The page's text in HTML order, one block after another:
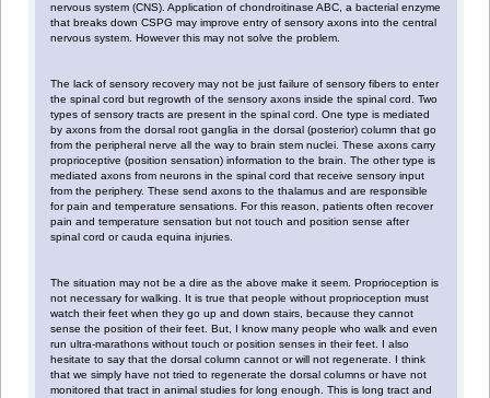
nervous system (CNS). Application of chondroitinase ABC, a bacterial enzyme
that breaks down CSPG may improve entry of sensory axons into the central
nervous system. However this may not solve the problem.
The lack of sensory recovery may not be just failure of sensory fibers to enter
the spinal cord but regrowth of the sensory axons inside the spinal cord. Two
types of sensory tracts are present in the spinal cord. One type is mediated
by axons from the dorsal root ganglia in the dorsal (posterior) column that go
from the peripheral nerve all the way to brain stem nuclei. These axons carry
proprioceptive (position sensation) information to the brain. The other type is
mediated axons from neurons in the spinal cord that receive sensory input
from the periphery. These send axons to the thalamus and are responsible
for pain and temperature sensations. For this reason, patients often recover
pain and temperature sensation but not touch and position sense after
spinal cord or cauda equina injuries.
The situation may not be a dire as the above make it seem. Proprioception is
not necessary for walking. It is true that people without proprioception must
watch their feet when they go up and down stairs, because they cannot
sense the position of their feet. But, I know many people who walk and even
run ultra-marathons without touch or position senses in their feet. I also
hesitate to say that the dorsal column cannot or will not regenerate. I think
that we simply have not tried to regenerate the dorsal columns or have not
monitored that tract in animal studies for long enough. This is long tract and